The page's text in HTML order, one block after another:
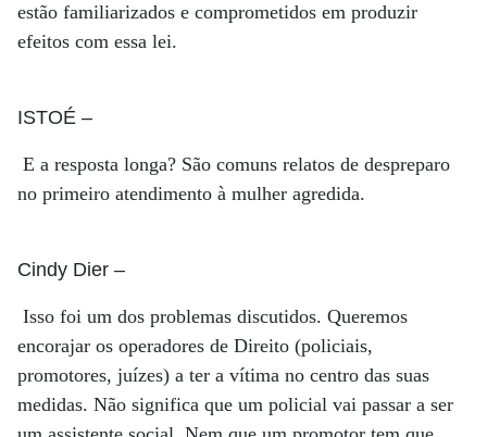
estão familiarizados e comprometidos em produzir
efeitos com essa lei.
ISTOÉ –
E a resposta longa? São comuns relatos de despreparo
no primeiro atendimento à mulher agredida.
Cindy Dier –
Isso foi um dos problemas discutidos. Queremos
encorajar os operadores de Direito (policiais,
promotores, juízes) a ter a vítima no centro das suas
medidas. Não significa que um policial vai passar a ser